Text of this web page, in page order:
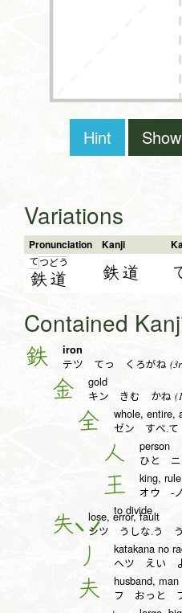
Hint
Variations
Pronunciation Kanji
て つ
鉄
どう
道 鉄道
Contained
鉄 iron
テツ てっ くろがね
金 gold
キン きむ かね
全 whole, entire,
ゼン すべ.て
人 person
ひと
王 king,
オウ -
to divide
失 lose, error, fault
シツ うしな.う う
丿 katakana no
ヘツ えい
夫 husband, man
フ おっと